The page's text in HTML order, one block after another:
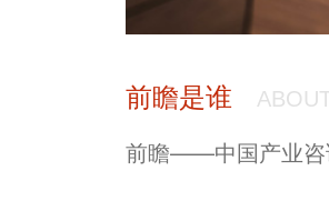
前瞻是谁
前瞻——中国产业咨